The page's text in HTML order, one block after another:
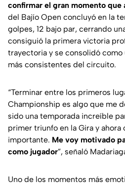
confirmar el gran momento que
del Bajío Open concluyó en la
golpes, 12 bajo par, cerrando
consiguió la primera victoria
trayectoria y se consolidó como
más consistentes del circuito.
“Terminar entre los primeros
Championship es algo que me
sido una temporada increíble
primer triunfo en la Gira y
importante. Me voy motivado
como jugador”, señaló
Uno de los momentos más